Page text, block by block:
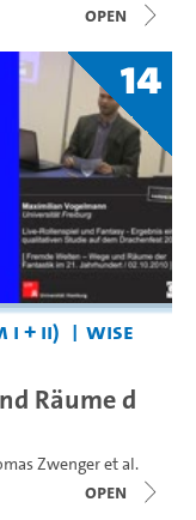
open
14
I + II)
WiSe
Räume d
Zwengeret al.
open